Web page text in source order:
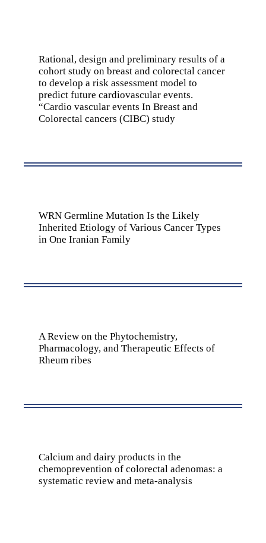
Rational, design and preliminary results of a
cohort study on breast and colorectal cancer
to develop a risk assessment model to
predict future cardiovascular events.
“Cardio vascular events In Breast and
Colorectal cancers (CIBC) study
WRN Germline Mutation Is the Likely
Inherited Etiology of Various Cancer Types
in One Iranian Family
A Review on the Phytochemistry,
Pharmacology, and Therapeutic Effects of
Rheum ribes
Calcium and dairy products in the
chemoprevention of colorectal adenomas: a
systematic review and meta-analysis